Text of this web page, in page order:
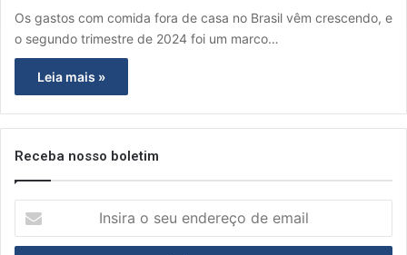
Os gastos com comida fora de casa no Brasil vêm crescendo, e
o segundo trimestre de 2024 foi um marco…
Leia mais »
Receba nosso boletim
s